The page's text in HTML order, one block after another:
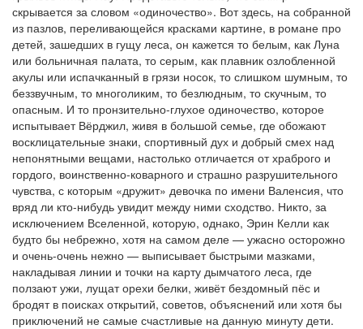
скрывается за словом «одиночество». Вот здесь, на собранной
из пазлов, переливающейся красками картине, в романе про
детей, зашедших в гущу леса, он кажется то белым, как Луна
или больничная палата, то серым, как плавник озлобленной
акулы или испачканный в грязи носок, то слишком шумным, то
беззвучным, то многоликим, то безлюдным, то скучным, то
опасным. И то пронзительно-глухое одиночество, которое
испытывает Вёрджил, живя в большой семье, где обожают
восклицательные знаки, спортивный дух и добрый смех над
непонятными вещами, настолько отличается от храброго и
гордого, воинственно-коварного и страшно разрушительного
чувства, с которым «дружит» девочка по имени Валенсия, что
вряд ли кто-нибудь увидит между ними сходство. Никто, за
исключением Вселенной, которую, однако, Эрин Келли как
будто бы небрежно, хотя на самом деле — ужасно осторожно
и очень-очень нежно — выписывает быстрыми мазками,
накладывая линии и точки на карту дымчатого леса, где
ползают ужи, лущат орехи белки, живёт бездомный пёс и
бродят в поисках открытий, советов, объяснений или хотя бы
приключений не самые счастливые на данную минуту дети.